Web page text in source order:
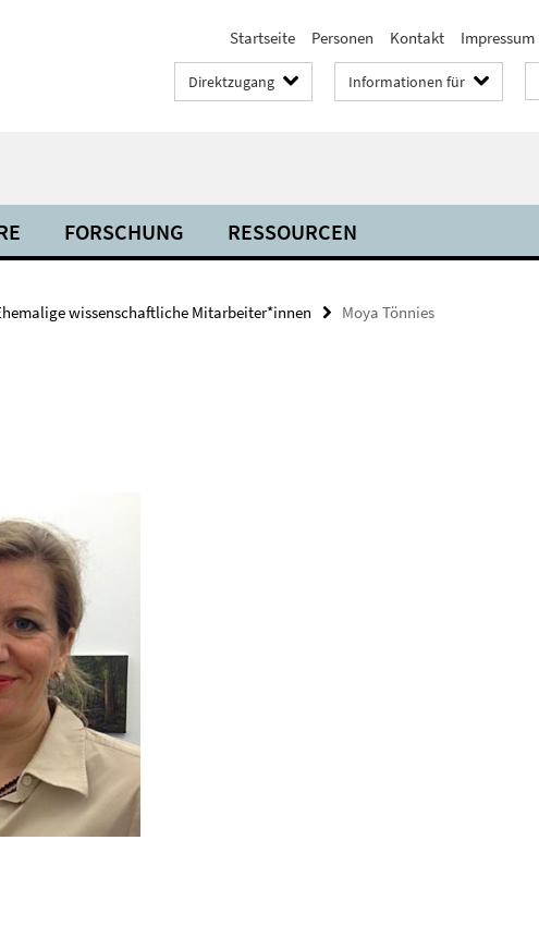
Startseite Personen Kontakt Impressum
Direktzugang Informationen für
FORSCHUNG RESSOURCEN
wissenschaftliche Mitarbeiter*innen Moya Tönnies